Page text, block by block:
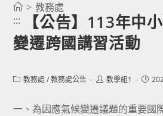
> 教務處
:::
【公告】113年中
變遷跨國講習活動
Post教務處 / 教務處公告
Post教學組1
Post
一、為因應氣候變遷議題的重要國